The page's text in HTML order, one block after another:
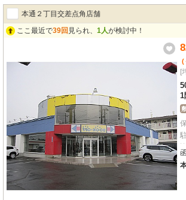
コンビニや郵便局、銀行が揃い、日々の業務もスムー
骨造2階建てのしっかりとした建物で、あなたのビジネ
拠点として、ぜひご検討ください。
本通２丁目交差点角店舗
ここ最近で39回 見られ、 1人が検討中！
(
[
1